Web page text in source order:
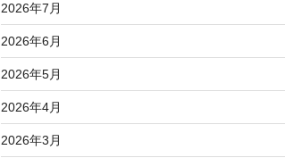
2026年7月
2026年6月
2026年5月
2026年4月
2026年3月